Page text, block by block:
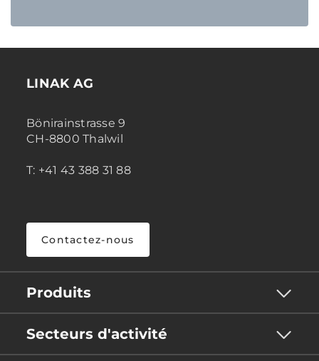
LINAK AG
Bönirainstrasse 9
CH-8800 Thalwil
T: +41 43 388 31 88
Contactez-nous
Produits
Secteurs d'activité